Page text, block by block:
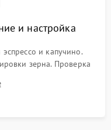
и настройка
и капучино.
зерна. Проверка
напитка и
посторонних